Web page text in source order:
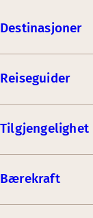
Destinasjoner
Reiseguider
Tilgjengelighet
Bærekraft